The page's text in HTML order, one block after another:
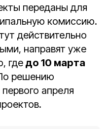
переданы для
комиссию.
действительно
направят уже
где до 10 марта
решению
апреля